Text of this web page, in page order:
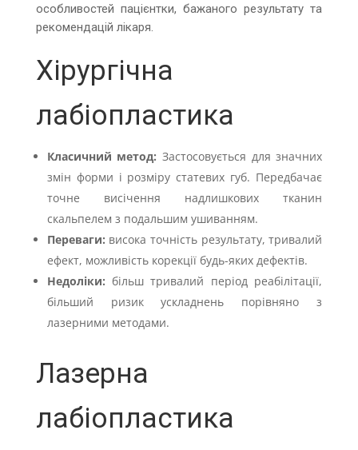
особливостей пацієнтки, бажаного результату та
рекомендацій лікаря.
Хірургічна
лабіопластика
Класичний метод: Застосовується для значних
змін форми і розміру статевих губ. Передбачає
точне висічення надлишкових тканин
скальпелем з подальшим ушиванням.
Переваги: висока точність результату, тривалий
ефект, можливість корекції будь-яких дефектів.
Недоліки: більш тривалий період реабілітації,
більший ризик ускладнень порівняно з
лазерними методами.
Лазерна
лабіопластика